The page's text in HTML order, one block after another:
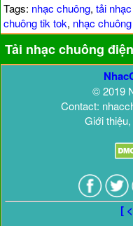
Tags: nhạc chuông, tải
chuông tik tok, nhạc
Tải nhạc chuông
© 2019
Contact:
Giới
[